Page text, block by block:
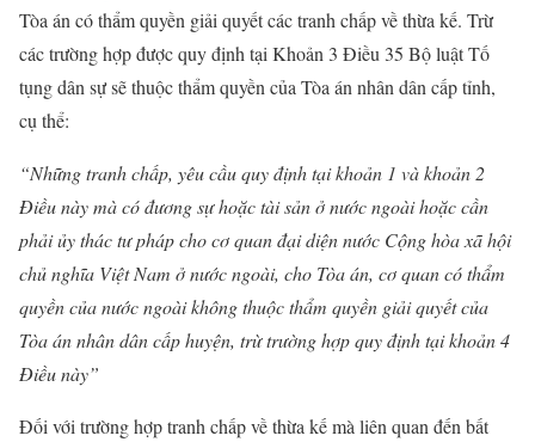
Tòa án có thẩm quyền giải quyết các tranh chấp về thừa kế. Trừ
các trường hợp được quy định tại Khoản 3 Điều 35 Bộ luật Tố
tụng dân sự sẽ thuộc thẩm quyền của Tòa án nhân dân cấp tỉnh,
cụ thể:
“Những tranh chấp, yêu cầu quy định tại khoản 1 và khoản 2
Điều này mà có đương sự hoặc tài sản ở nước ngoài hoặc cần
phải ủy thác tư pháp cho cơ quan đại diện nước Cộng hòa xã hội
chủ nghĩa Việt Nam ở nước ngoài, cho Tòa án, cơ quan có thẩm
quyền của nước ngoài không thuộc thẩm quyền giải quyết của
Tòa án nhân dân cấp huyện, trừ trường hợp quy định tại khoản 4
Điều này”
Đối với trường hợp tranh chấp về thừa kế mà liên quan đến bất